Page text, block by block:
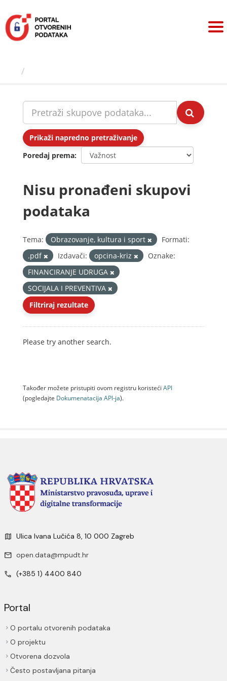
sadržaj
Prikaži napredno pretraživanje
Poredaj prema
Nisu pronađeni skupovi
podataka
Tema: Obrazovanje, kultura i sport
Formati:
.pdf
Izdavači: opcina-kriz
Oznake:
FINANCIRANJE UDRUGA
SOCIJALA I PREVENTIVA
Filtriraj rezultate
Please try another search.
Također možete pristupiti ovom registru koristeći API
(pogledajte Dokumenаtаcijа API-jа).